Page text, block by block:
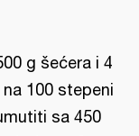
g šećera i 4
100 stepeni
sa 450